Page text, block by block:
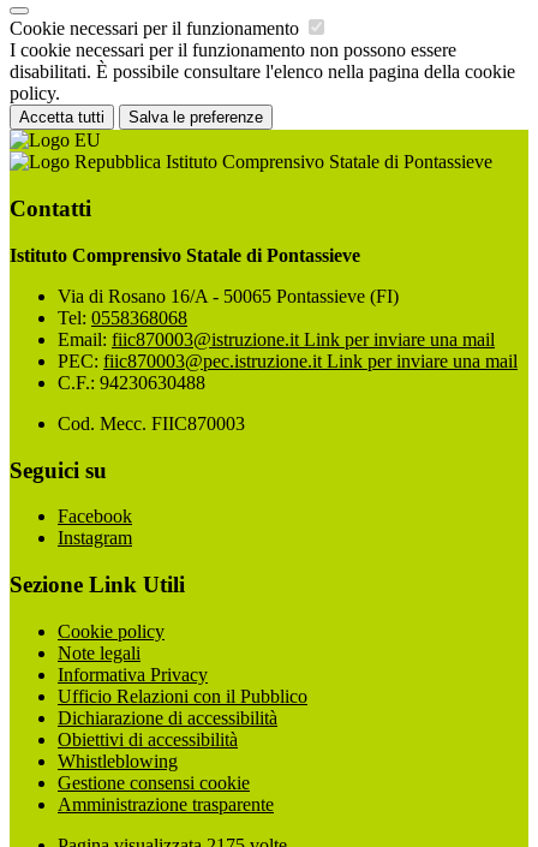
Cookie necessari per il funzionamento
I cookie necessari per il funzionamento non possono essere
disabilitati. È possibile consultare l'elenco nella pagina della cookie
policy.
Accetta tutti Salva le preferenze
Istituto Comprensivo Statale di Pontassieve
Contatti
Istituto Comprensivo Statale di Pontassieve
Via di Rosano 16/A - 50065 Pontassieve (FI)
Tel: 0558368068
Email: fiic870003@istruzione.it Link per inviare una mail
PEC: fiic870003@pec.istruzione.it Link per inviare una mail
C.F.: 94230630488
Cod. Mecc. FIIC870003
Seguici su
Facebook
Instagram
Sezione Link Utili
Cookie policy
Note legali
Informativa Privacy
Ufficio Relazioni con il Pubblico
Dichiarazione di accessibilità
Obiettivi di accessibilità
Whistleblowing
Gestione consensi cookie
Amministrazione trasparente